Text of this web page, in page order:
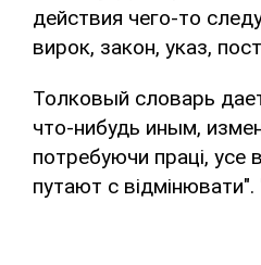
действия чего-то
вирок, закон, указ,
Толковый словарь
что-нибудь иным,
потребуючи праці,
путают с